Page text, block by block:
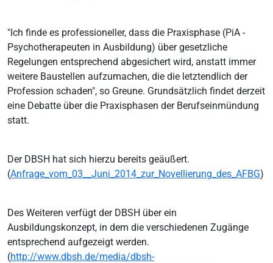
"Ich finde es professioneller, dass die Praxisphase (PiA -
Psychotherapeuten in Ausbildung) über gesetzliche
Regelungen entsprechend abgesichert wird, anstatt immer
weitere Baustellen aufzumachen, die die letztendlich der
Profession schaden", so Greune. Grundsätzlich findet derzeit
eine Debatte über die Praxisphasen der Berufseinmündung
statt.
Der DBSH hat sich hierzu bereits geäußert.
(Anfrage_vom_03__Juni_2014_zur_Novellierung_des_AFBG)
Des Weiteren verfügt der DBSH über ein
Ausbildungskonzept, in dem die verschiedenen Zugänge
entsprechend aufgezeigt werden.
(http://www.dbsh.de/media/dbsh-